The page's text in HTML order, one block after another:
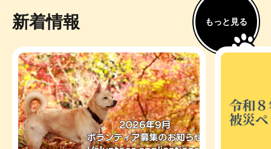
新着情報 もっと見る